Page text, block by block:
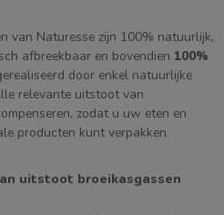
van Naturesse zijn 100% natuurlijk,
afbreekbaar en bovendien 100%
door enkel natuurlijke
relevante uitstoot van
zodat u uw eten en
producten kunt verpakken.
uitstoot broeikasgassen